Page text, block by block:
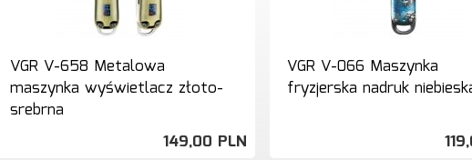
VGR V-658 Metalowa
maszynka wyświetlacz złoto-
srebrna
149,00 PLN
VGR V-066 Maszynka
fryzjerska nadruk
119,